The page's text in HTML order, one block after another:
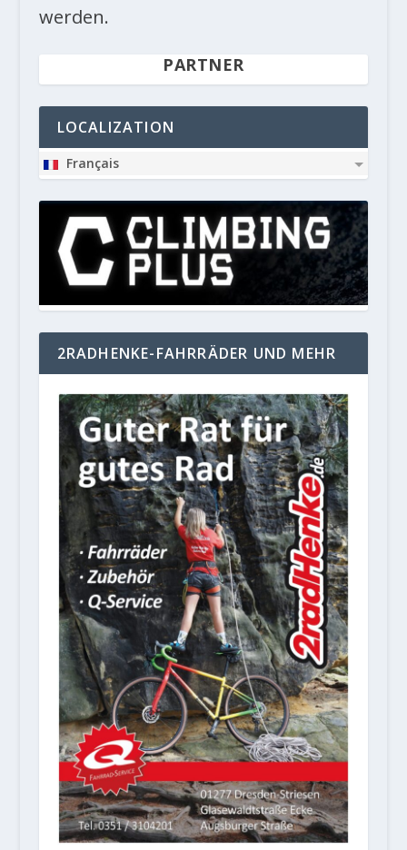
werden.
PARTNER
LOCALIZATION
Français
2RADHENKE-FAHRRÄDER UND MEHR